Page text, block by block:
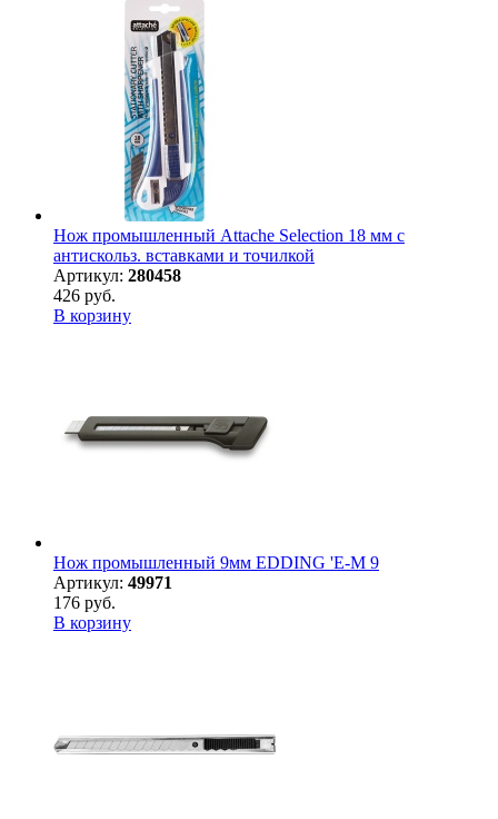
Нож промышленный Attache Selection 18 мм с
антискольз. вставками и точилкой
Артикул: 280458
426 руб.
В корзину
Нож промышленный 9мм EDDING 'E-M 9
Артикул: 49971
176 руб.
В корзину